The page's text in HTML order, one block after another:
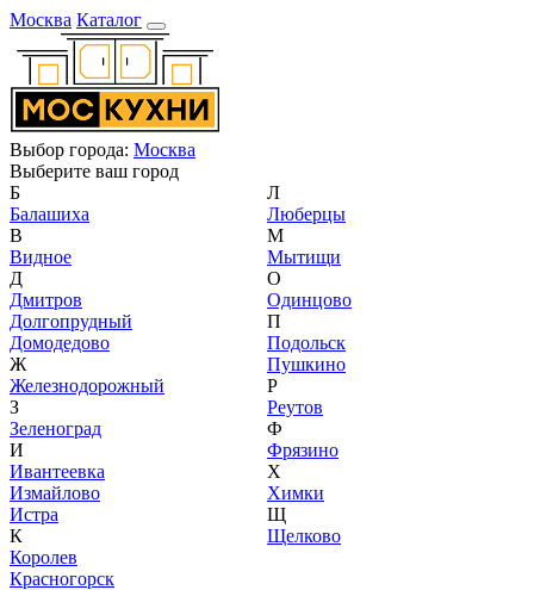
Москва Каталог
Выбор города: Москва
Выберите ваш город
Б
Балашиха
В
Видное
Д
Дмитров
Долгопрудный
Домодедово
Ж
Железнодорожный
З
Зеленоград
И
Ивантеевка
Измайлово
Истра
К
Королев
Красногорск
Л
Люберцы
М
Мытищи
О
Одинцово
П
Подольск
Пушкино
Р
Реутов
Ф
Фрязино
Х
Химки
Щ
Щелково